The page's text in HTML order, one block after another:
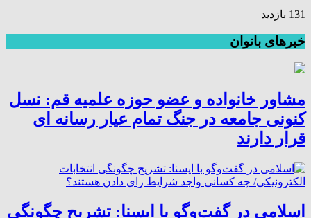
131 بازدید
خبرهای بانوان
مشاور خانواده و عضو حوزه علمیه قم: نسل
کنونی جامعه در جنگ تمام عیار رسانه ای
قرار دارند
اسلامی در گفت‌وگو با ایسنا: تشریح چگونگی